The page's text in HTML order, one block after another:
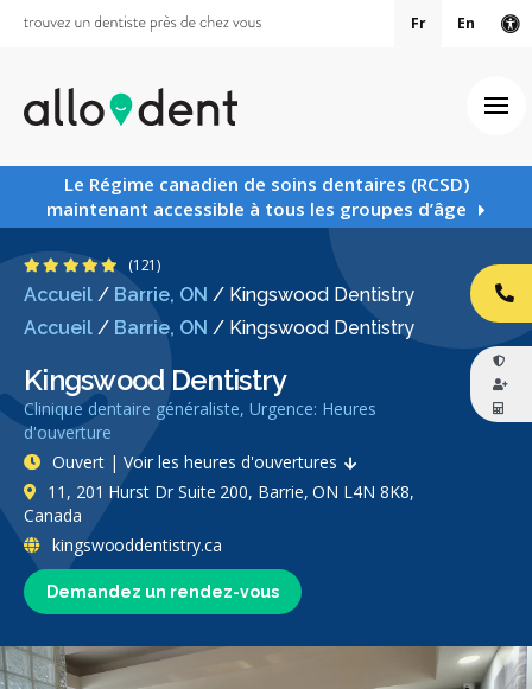
Fr En
Le Régime canadien de soins dentaires (RCSD)
maintenant accessible à tous les groupes d’âge
Accueil / Barrie, ON / Kingswood Dentistry
Accueil / Barrie, ON / Kingswood Dentistry
Kingswood Dentistry
Clinique dentaire généraliste, Urgence: Heures
d'ouverture
4.9 étoiles
(121)
Demandez un rendez-vous
Ouvert | Voir les heures d'ouvertures
11, 201 Hurst Dr Suite 200, Barrie, ON L4N 8K8,
Canada
kingswooddentistry.ca